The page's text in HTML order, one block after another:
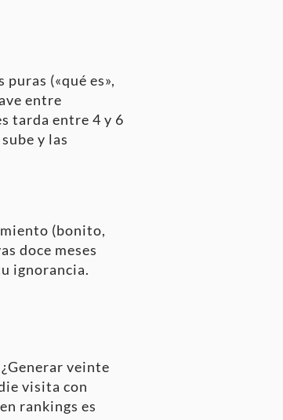
(«qué es»,
entre
tarda entre 4 y 6
y las
(bonito,
doce meses
ignorancia.
veinte
visita con
rankings es